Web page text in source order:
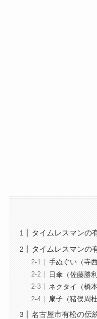
タイムレスマンの
タイムレスマンの
手ぬぐい（寺
日傘（佐藤勝
ネクタイ（橋本
扇子（猪俣周杜
名古屋市有松の伝